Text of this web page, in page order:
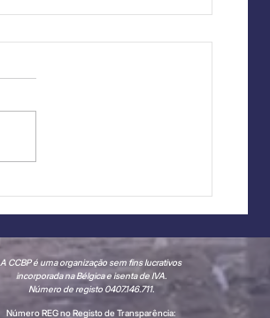
A CCBP é uma organização sem fins lucrativos
incorporada na Bélgica e isenta de IVA.
Número de registo 0407.146.711.
Número REG no Registo de Transparência: